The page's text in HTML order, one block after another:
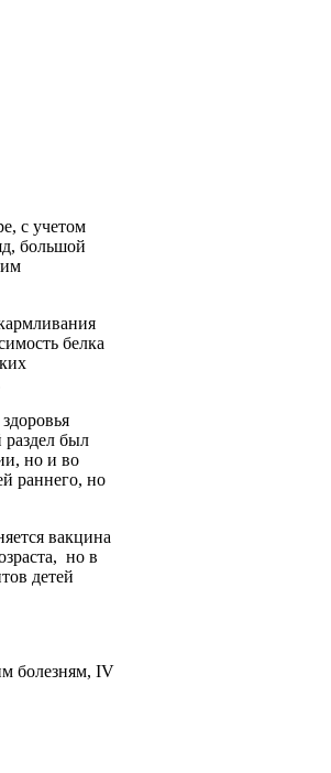
с учетом
большой
белка
был
но и во
раннего, но
вакцина
но в
детей
болезням, IV